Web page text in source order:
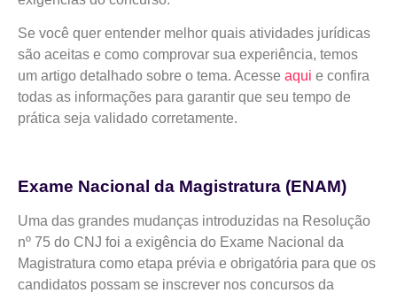
Se você quer entender melhor quais atividades jurídicas
são aceitas e como comprovar sua experiência, temos
um artigo detalhado sobre o tema. Acesse aqui e confira
todas as informações para garantir que seu tempo de
prática seja validado corretamente.
Exame Nacional da Magistratura (ENAM)
Uma das grandes mudanças introduzidas na Resolução
nº 75 do CNJ foi a exigência do Exame Nacional da
Magistratura como etapa prévia e obrigatória para que os
candidatos possam se inscrever nos concursos da